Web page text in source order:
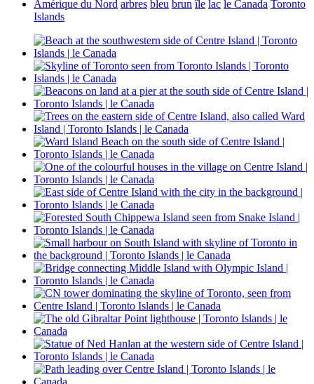
Amérique du Nord arbres bleu brun île lac le Canada Toronto
Islands